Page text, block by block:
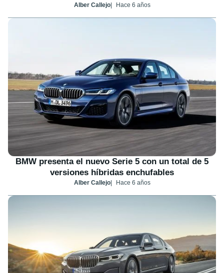
Alber Callejo Hace 6 años
BMW presenta el nuevo Serie 5 con un total de 5
versiones híbridas enchufables
Alber Callejo Hace 6 años